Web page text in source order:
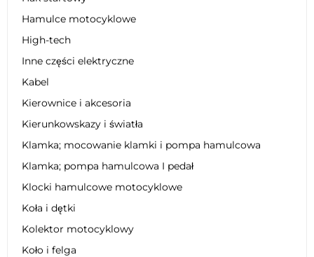
Hamulce motocyklowe
High-tech
Inne części elektryczne
Kabel
Kierownice i akcesoria
Kierunkowskazy i światła
Klamka; mocowanie klamki i pompa hamulcowa
Klamka; pompa hamulcowa I pedał
Klocki hamulcowe motocyklowe
Koła i dętki
Kolektor motocyklowy
Koło i felga